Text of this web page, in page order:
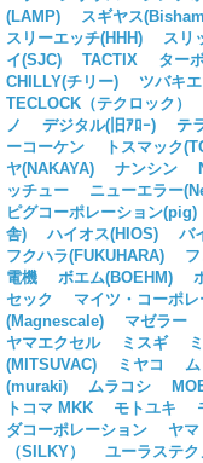
(LAMP)
スギヤス
スリーエッチ(HHH)
スリ
イ(SJC)
TACTIX ター
CHILLY(チリー)
ツバキ
TECLOCK（テクロック）
ノ
デジタル(旧ｱﾛｰ) テ
ーコーケン
トスマック
ヤ(NAKAYA)
ナンシン
ッチュー
ニューエラー
ピグコーポレーション(pig)
舎)
ハイオス(HIOS) バ
フクハラ(FUKUHARA)
電機
ボエム(BOEHM)
セック
マイツ・コーポ
(Magnescale)
マゼラー
ヤマエクセル
ミスギ
(MITSUVAC)
ミヤコ
(muraki)
ムラコシ
トコマ MKK
モトユキ
ダコーポレーション
ヤ
（SILKY）
ユーラステク